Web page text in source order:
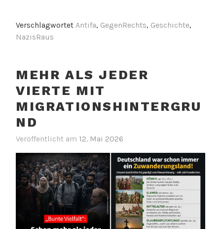
Verschlagwortet Antifa, GegenRechts, Geschichte,
NazisRaus
MEHR ALS JEDER
VIERTE MIT
MIGRATIONSHINTERGRU
ND
Veröffentlicht am 12. Mai 2026